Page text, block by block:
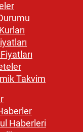
Takvim
Haberleri